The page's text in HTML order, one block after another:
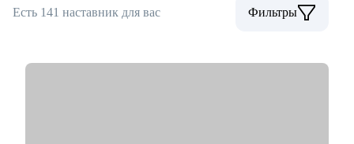
Есть 141 наставник для вас Фильтры